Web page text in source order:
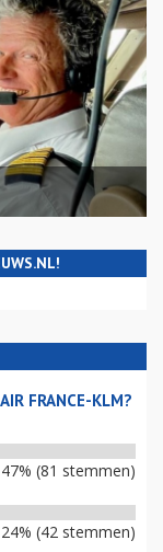
FRANCE-KLM?
47% (81 stemmen)
24% (42 stemmen)